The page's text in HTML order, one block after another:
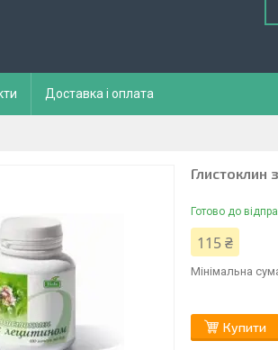
Доставка і оплата
Глистоклин
Готово до
115 ₴
Мінімальна
Купити